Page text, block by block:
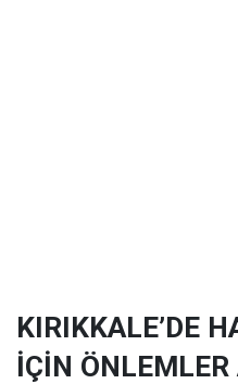
KIRIKKALE’DE
İÇİN ÖNLEMLER